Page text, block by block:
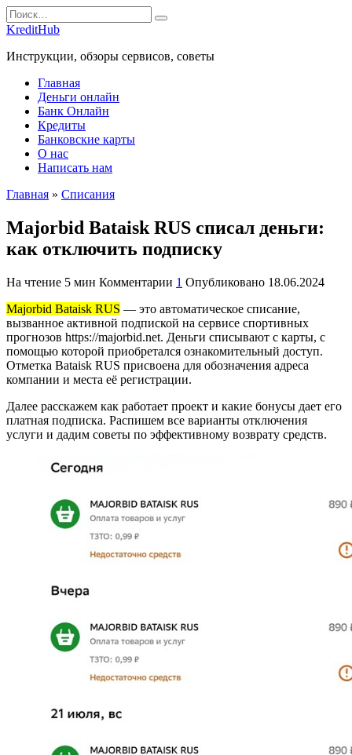
Перейти
к
Search
for:
KreditHub
Инструкции, обзоры сервисов, советы
Главная
Деньги онлайн
Банк Онлайн
Кредиты
Банковские карты
О нас
Написать нам
Главная » Списания
Majorbid Bataisk RUS списал деньги:
как отключить подписку
На чтение 5 мин Комментарии 1 Опубликовано 18.06.2024
Majorbid Bataisk RUS — это автоматическое списание,
вызванное активной подпиской на сервисе спортивных
прогнозов https://majorbid.net. Деньги списывают с карты, с
помощью которой приобретался ознакомительный доступ.
Отметка Bataisk RUS присвоена для обозначения адреса
компании и места её регистрации.
Далее расскажем как работает проект и какие бонусы дает его
платная подписка. Распишем все варианты отключения
услуги и дадим советы по эффективному возврату средств.